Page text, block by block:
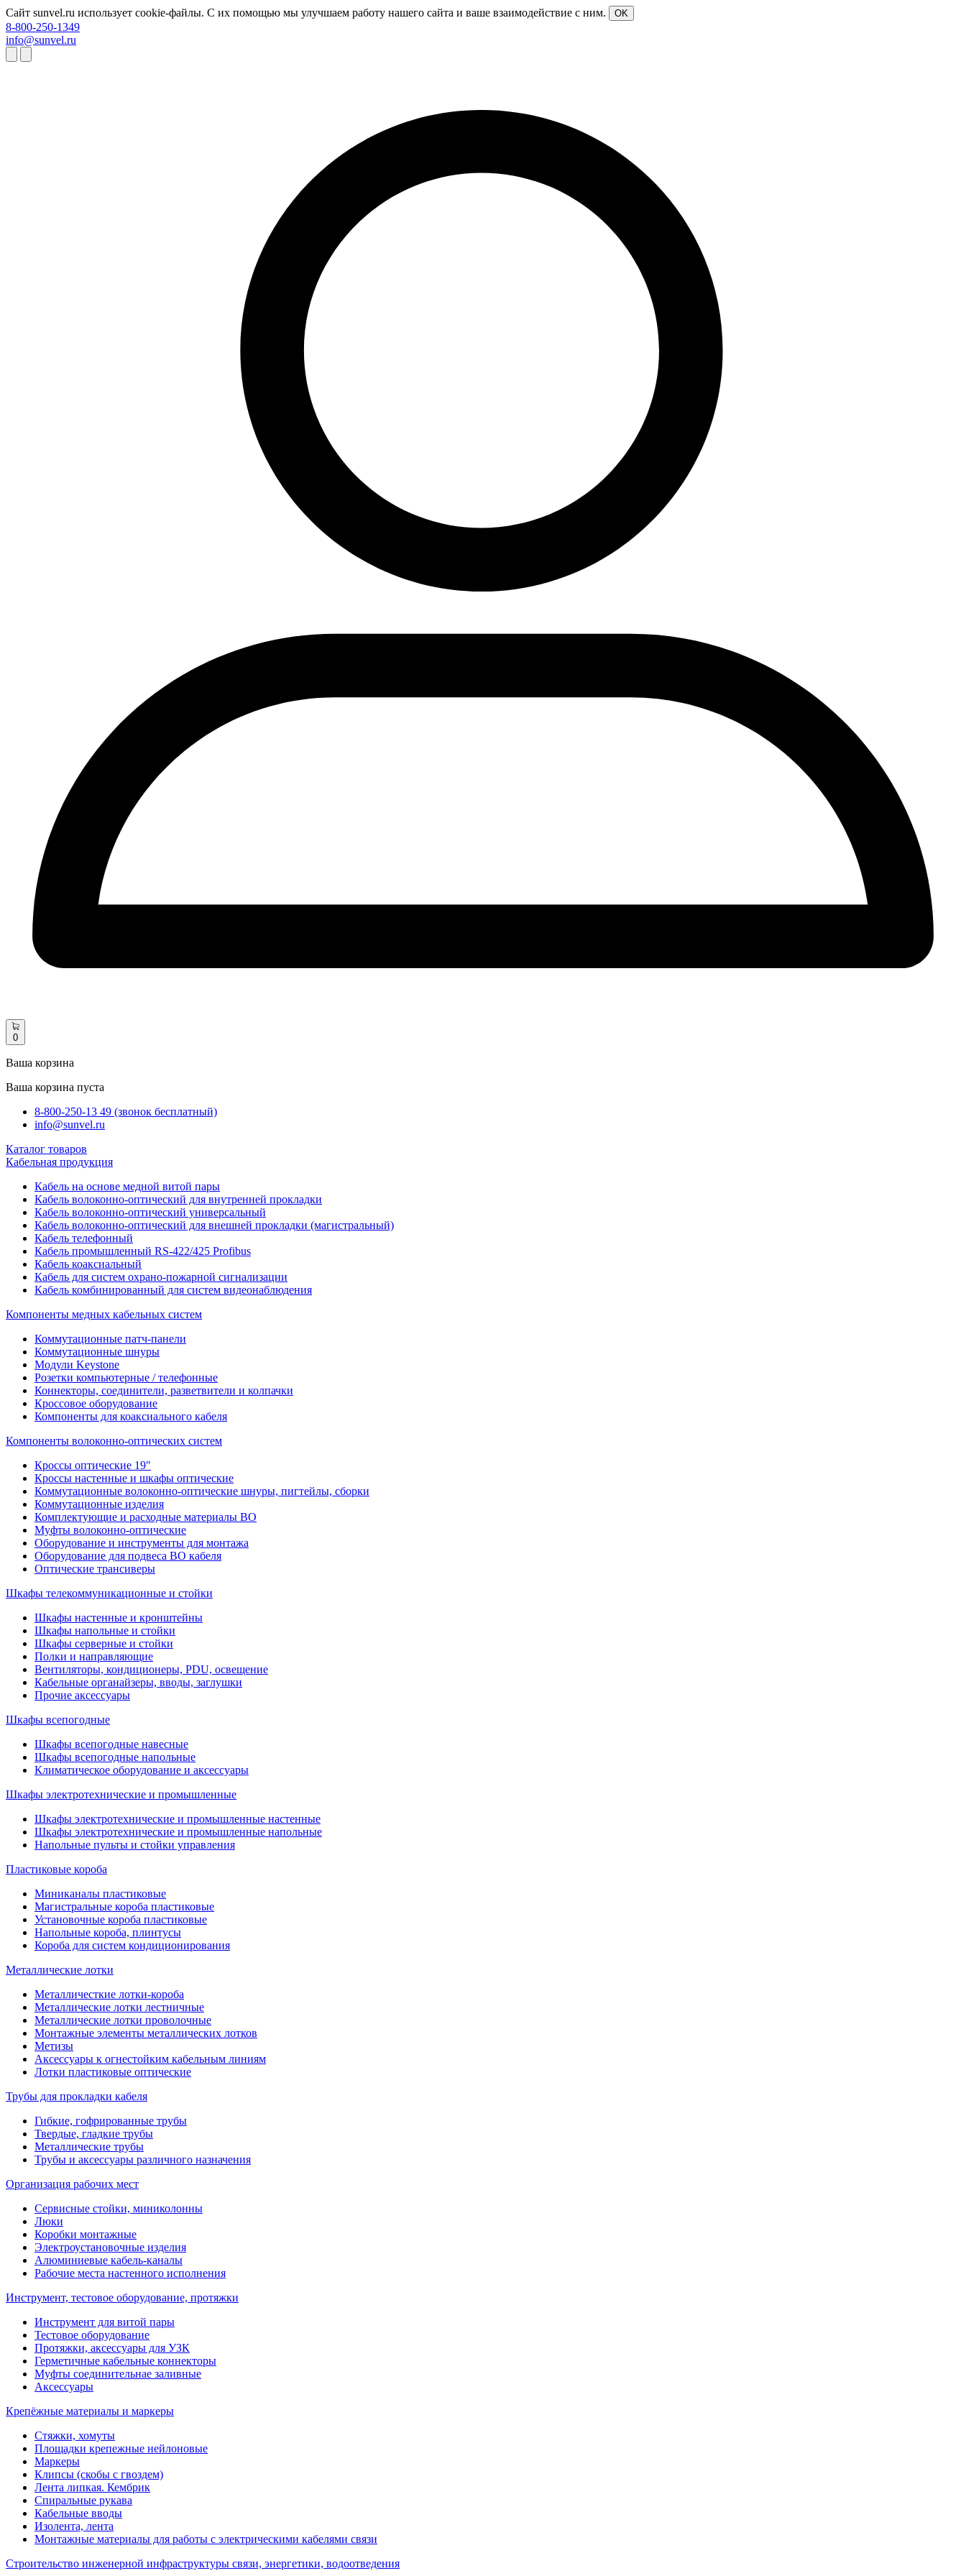
Сайт sunvel.ru использует cookie-файлы. С их помощью мы улучшаем работу нашего сайта и ваше взаимодействие с ним. OK
8-800-250-1349
info@sunvel.ru
0
Ваша корзина
Ваша корзина пуста
8-800-250-13 49 (звонок бесплатный)
info@sunvel.ru
Каталог товаров
Кабельная продукция
Кабель на основе медной витой пары
Кабель волоконно-оптический для внутренней прокладки
Кабель волоконно-оптический универсальный
Кабель волоконно-оптический для внешней прокладки (магистральный)
Кабель телефонный
Кабель промышленный RS-422/425 Profibus
Кабель коаксиальный
Кабель для систем охрано-пожарной сигнализации
Кабель комбинированный для систем видеонаблюдения
Компоненты медных кабельных систем
Коммутационные патч-панели
Коммутационные шнуры
Модули Keystone
Розетки компьютерные / телефонные
Коннекторы, соединители, разветвители и колпачки
Кроссовое оборудование
Компоненты для коаксиального кабеля
Компоненты волоконно-оптических систем
Кроссы оптические 19"
Кроссы настенные и шкафы оптические
Коммутационные волоконно-оптические шнуры, пигтейлы, сборки
Коммутационные изделия
Комплектующие и расходные материалы ВО
Муфты волоконно-оптические
Оборудование и инструменты для монтажа
Оборудование для подвеса ВО кабеля
Оптические трансиверы
Шкафы телекоммуникационные и стойки
Шкафы настенные и кронштейны
Шкафы напольные и стойки
Шкафы серверные и стойки
Полки и направляющие
Вентиляторы, кондиционеры, PDU, освещение
Кабельные органайзеры, вводы, заглушки
Прочие аксеcсуары
Шкафы всепогодные
Шкафы всепогодные навесные
Шкафы всепогодные напольные
Климатическое оборудование и аксессуары
Шкафы электротехнические и промышленные
Шкафы электротехнические и промышленные настенные
Шкафы электротехнические и промышленные напольные
Напольные пульты и стойки управления
Пластиковые короба
Миниканалы пластиковые
Магистральные короба пластиковые
Установочные короба пластиковые
Напольные короба, плинтусы
Короба для систем кондиционирования
Металлические лотки
Металличесткие лотки-короба
Металлические лотки лестничные
Металлические лотки проволочные
Монтажные элементы металлических лотков
Метизы
Аксессуары к огнестойким кабельным линиям
Лотки пластиковые оптические
Трубы для прокладки кабеля
Гибкие, гофрированные трубы
Твердые, гладкие трубы
Металлические трубы
Трубы и аксессуары различного назначения
Организация рабочих мест
Сервисные стойки, миниколонны
Люки
Коробки монтажные
Электроустановочные изделия
Алюминиевые кабель-каналы
Рабочие места настенного исполнения
Инструмент, тестовое оборудование, протяжки
Инструмент для витой пары
Тестовое оборудование
Протяжки, аксессуары для УЗК
Герметичные кабельные коннекторы
Муфты соединительнае заливные
Аксессуары
Крепёжные материалы и маркеры
Стяжки, хомуты
Площадки крепежные нейлоновые
Маркеры
Клипсы (скобы с гвоздем)
Лента липкая. Кембрик
Спиральные рукава
Кабельные вводы
Изолента, лента
Монтажные материалы для работы с электрическими кабелями связи
Строительство инженерной инфраструктуры связи, энергетики, водоотведения